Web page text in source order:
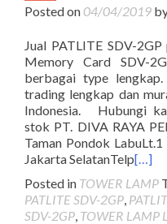
Posted on04/04/2019
Jual PATLITE SDV-
Memory Card SDV-
berbagai type
trading lengkap dan
Indonesia. Hubungi
stok PT. DIVA RAYA
Taman Pondok
Jakarta SelatanTelp[…]
Posted in TOWER LAMP
PATLITE SDV-2GP,
SDV-2GP, TOWER LAMP